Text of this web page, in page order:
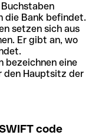
die Bank befindet.
setzen sich aus
Er gibt an, wo
bezeichnen eine
den Hauptsitz der
code